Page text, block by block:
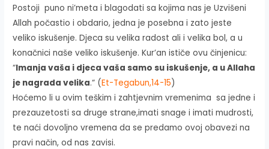
Postoji puno ni’meta i blagodati sa kojima nas je Uzvišeni
Allah počastio i obdario, jedna je posebna i zato jeste
veliko iskušenje. Djeca su velika radost ali i velika bol, a u
konačnici naše veliko iskušenje. Kur’an ističe ovu činjenicu:
“Imanja vaša i djeca vaša samo su iskušenje, a u Allaha
je nagrada velika.“ (Et-Tegabun,14-15)
Hoćemo li u ovim teškim i zahtjevnim vremenima sa jedne i
prezauzetosti sa druge strane,imati snage i imati mudrosti,
te naći dovoljno vremena da se predamo ovoj obavezi na
pravi način, od nas zavisi.